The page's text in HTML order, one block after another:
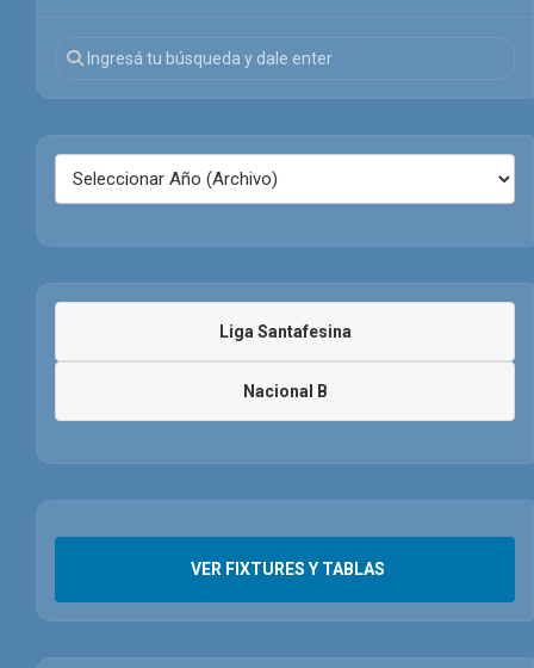
Liga Santafesina
Nacional B
VER FIXTURES Y TABLAS